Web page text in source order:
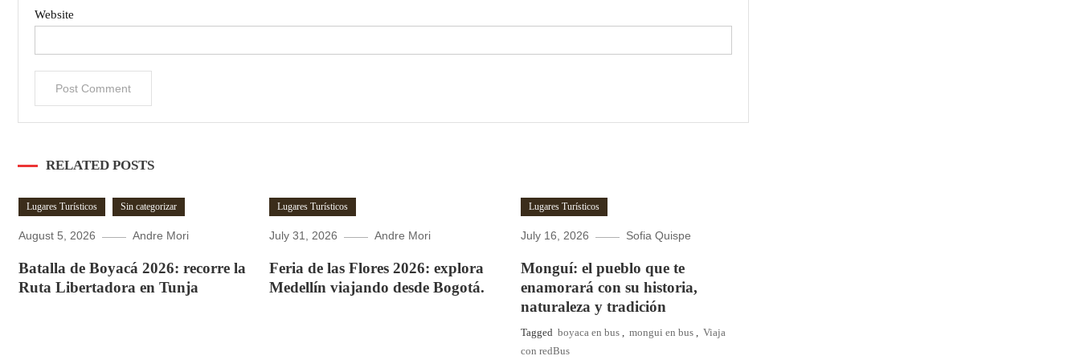
Website
RELATED POSTS
Lugares Turísticos Sin categorizar
August 5, 2026 Andre Mori
Batalla de Boyacá 2026: recorre la
Ruta Libertadora en Tunja
Lugares Turísticos
July 31, 2026 Andre Mori
Feria de las Flores 2026: explora
Medellín viajando desde Bogotá.
Lugares Turísticos
July 16, 2026 Sofia Quispe
Monguí: el pueblo que te
enamorará con su historia,
naturaleza y tradición
Tagged boyaca en bus , mongui en bus , Viaja
con redBus